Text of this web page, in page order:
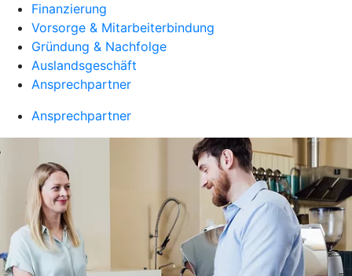
Finanzierung
Vorsorge & Mitarbeiterbindung
Gründung & Nachfolge
Auslandsgeschäft
Ansprechpartner
Ansprechpartner